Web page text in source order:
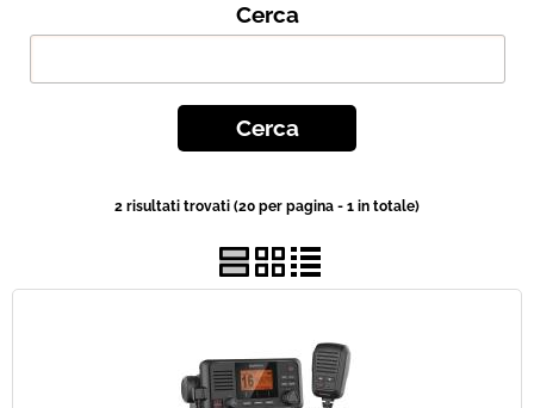
Carrelli Porta Barca
Best Seller
Fineserie e Occasioni
Convenzioni
Pronta Consegna
Cerca
2 risultati trovati (20 per pagina - 1 in totale)